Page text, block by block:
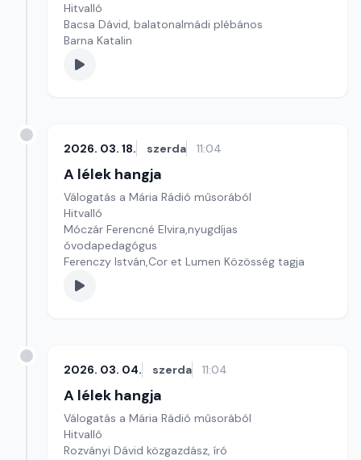
Hitvalló
Bacsa Dávid, balatonalmádi plébános
Barna Katalin
2026. 03. 18. szerda 11:04
A lélek hangja
Válogatás a Mária Rádió műsorából
Hitvalló
Móczár Ferencné Elvira,nyugdíjas
óvodapedagógus
Ferenczy István,Cor et Lumen Közösség tagja
2026. 03. 04. szerda 11:04
A lélek hangja
Válogatás a Mária Rádió műsorából
Hitvalló
Rozványi Dávid közgazdász, író